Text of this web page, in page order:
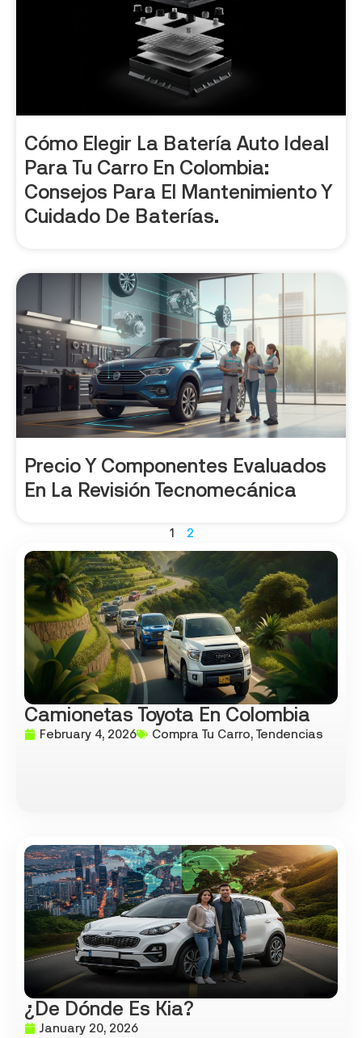
Cómo Elegir La Batería Auto Ideal
Para Tu Carro En Colombia:
Consejos Para El Mantenimiento Y
Cuidado De Baterías.
Precio Y Componentes Evaluados
En La Revisión Tecnomecánica
1 2
Camionetas Toyota En Colombia
February 4, 2026 Compra Tu Carro,Tendencias
¿De Dónde Es Kia?
January 20, 2026